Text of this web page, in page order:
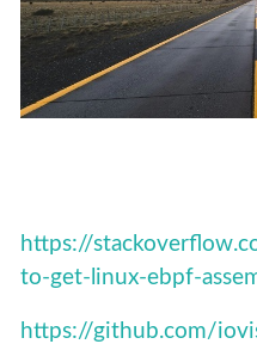
https://
to-get-linux-ebpf-
https://github.com/